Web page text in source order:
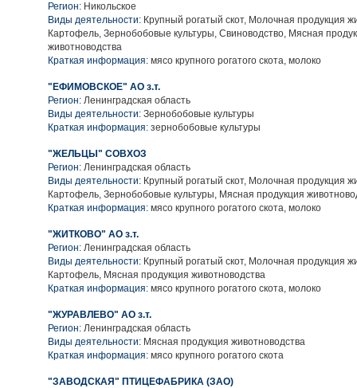
Регион: Никольское
Виды деятельности: Крупный рогатый скот, Молочная продукция
Картофель, Зернобобовые культуры, Свиноводство, Мясная
животноводства
Краткая информация: мясо крупного рогатого скота, молоко
"ЕФИМОВСКОЕ" АО з.т.
Регион: Ленинградская область
Виды деятельности: Зернобобовые культуры
Краткая информация: зернобобовые культуры
"ЖЕЛЬЦЫ" СОВХОЗ
Регион: Ленинградская область
Виды деятельности: Крупный рогатый скот, Молочная продукция
Картофель, Зернобобовые культуры, Мясная продукция
Краткая информация: мясо крупного рогатого скота, молоко
"ЖИТКОВО" АО з.т.
Регион: Ленинградская область
Виды деятельности: Крупный рогатый скот, Молочная продукция
Картофель, Мясная продукция животноводства
Краткая информация: мясо крупного рогатого скота, молоко
"ЖУРАВЛЕВО" АО з.т.
Регион: Ленинградская область
Виды деятельности: Мясная продукция животноводства
Краткая информация: мясо крупного рогатого скота
"ЗАВОДСКАЯ" ПТИЦЕФАБРИКА (ЗАО)